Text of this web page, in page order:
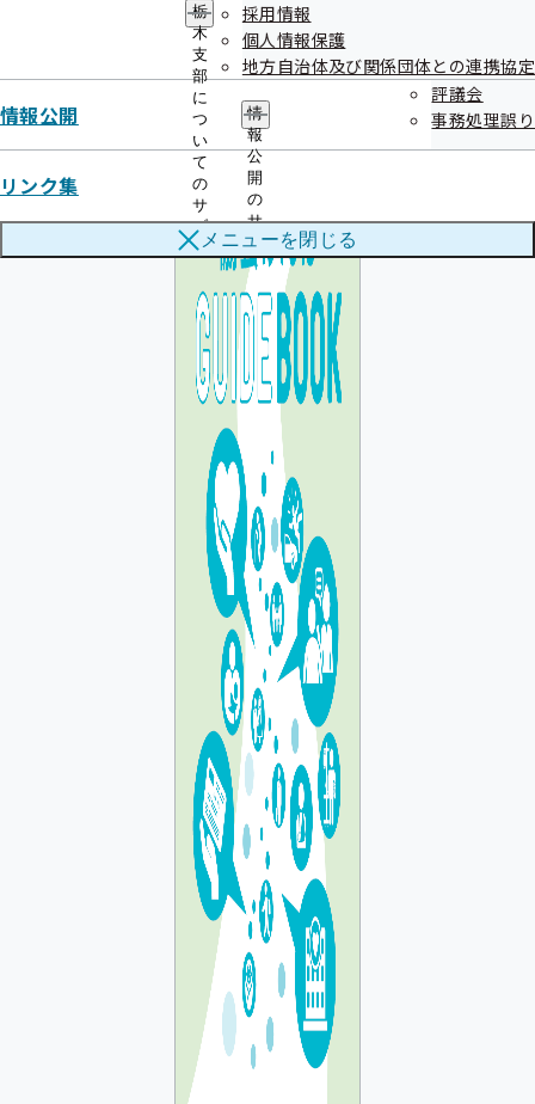
栃
木
支
部
に
つ
い
て
の
サ
ブ
メ
ュ
ー
採用情報
個人情報保護
地方自治体及び関係団体との連携協定
情報公開
情
報
公
開
の
サ
ブ
メ
ュ
ー
評議会
事務処理誤り
リンク集
メニューを閉じる